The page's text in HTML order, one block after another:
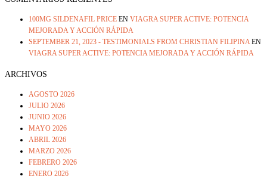
100MG SILDENAFIL PRICE EN VIAGRA SUPER ACTIVE: POTENCIA
MEJORADA Y ACCIÓN RÁPIDA
SEPTEMBER 21, 2023 - TESTIMONIALS FROM CHRISTIAN FILIPINAEN
VIAGRA SUPER ACTIVE: POTENCIA MEJORADA Y ACCIÓN RÁPIDA
ARCHIVOS
AGOSTO 2026
JULIO 2026
JUNIO 2026
MAYO 2026
ABRIL 2026
MARZO 2026
FEBRERO 2026
ENERO 2026